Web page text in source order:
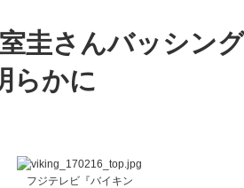
圭さんバッシン
らかに
フジテレビ『バイキン